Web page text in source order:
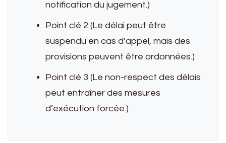
notification du jugement.)
Point clé 2 (Le délai peut être
suspendu en cas d’appel, mais des
provisions peuvent être ordonnées.)
Point clé 3 (Le non-respect des délais
peut entraîner des mesures
d’exécution forcée.)